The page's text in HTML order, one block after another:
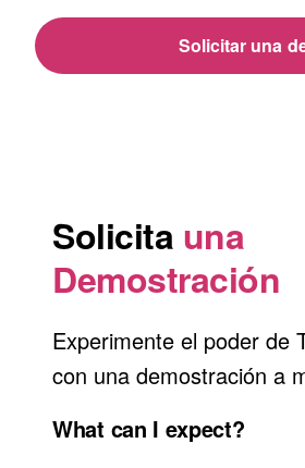
Solicitar una
Solicita una
Demostración
Experimente el poder de
con una demostración a
What can I expect?